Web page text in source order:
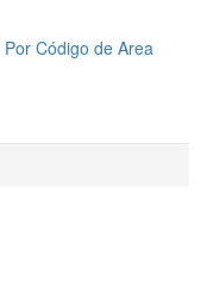
Por Código de Area